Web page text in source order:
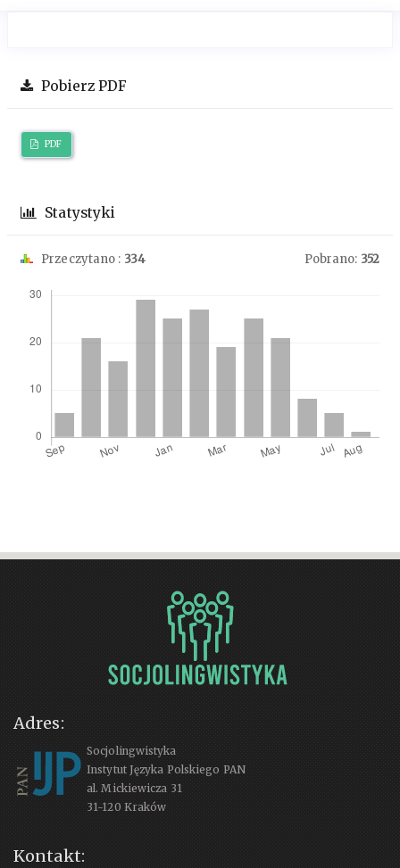
Pobierz PDF
PDF
Statystyki
Przeczytano : 334 Pobrano: 352
Adres:
Socjolingwistyka
Instytut Języka Polskiego PAN
al. Mickiewicza 31
31-120 Kraków
Kontakt: